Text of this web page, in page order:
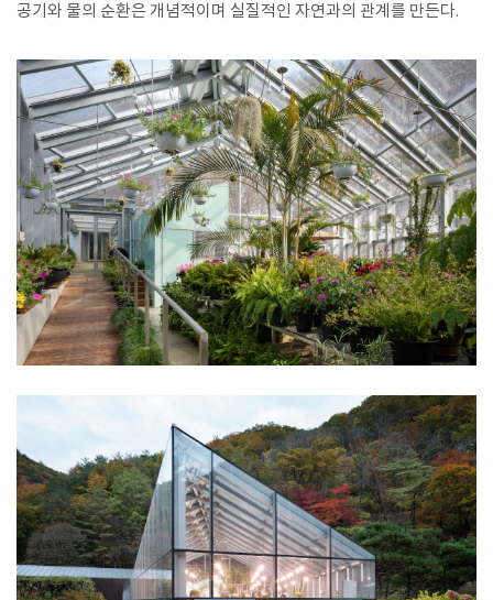
공기와 물의 순환은 개념적이며 실질적인 자연과의 관계를 만든다.